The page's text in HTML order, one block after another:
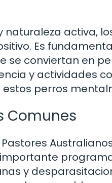
naturaleza activa,
Es
conviertan en
y actividades
perros
Comunes
y